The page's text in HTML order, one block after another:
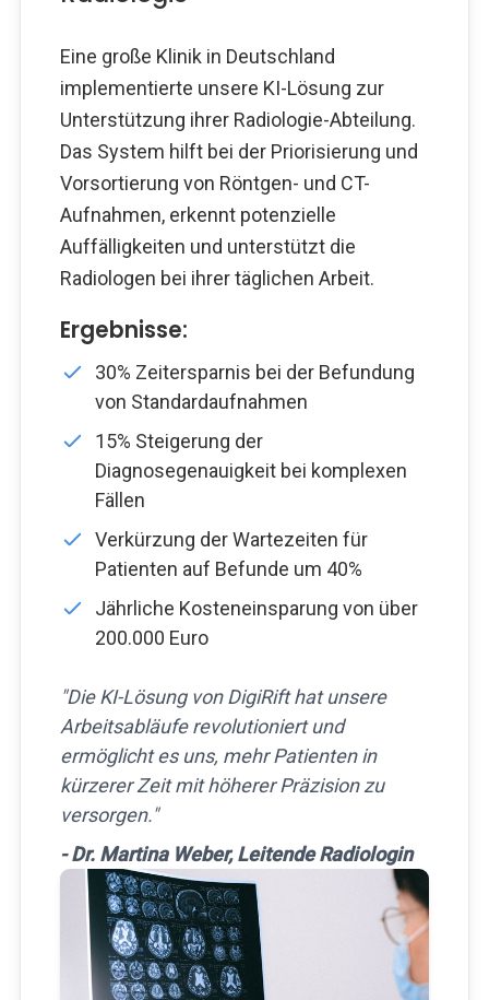
Eine große Klinik in Deutschland
implementierte unsere KI-Lösung zur
Unterstützung ihrer Radiologie-Abteilung.
Das System hilft bei der Priorisierung und
Vorsortierung von Röntgen- und CT-
Aufnahmen, erkennt potenzielle
Auffälligkeiten und unterstützt die
Radiologen bei ihrer täglichen Arbeit.
Ergebnisse:
30% Zeitersparnis bei der Befundung
von Standardaufnahmen
15% Steigerung der
Diagnosegenauigkeit bei komplexen
Fällen
Verkürzung der Wartezeiten für
Patienten auf Befunde um 40%
Jährliche Kosteneinsparung von über
200.000 Euro
"Die KI-Lösung von DigiRift hat unsere
Arbeitsabläufe revolutioniert und
ermöglicht es uns, mehr Patienten in
kürzerer Zeit mit höherer Präzision zu
versorgen."
- Dr. Martina Weber, Leitende Radiologin